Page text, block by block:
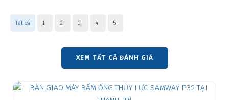
Tất cả 1 2 3 4 5
XEM TẤT CẢ ĐÁNH GIÁ